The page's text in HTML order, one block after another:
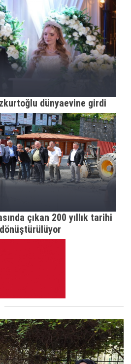
dünyaevine girdi
çıkan 200 yıllık tarihi